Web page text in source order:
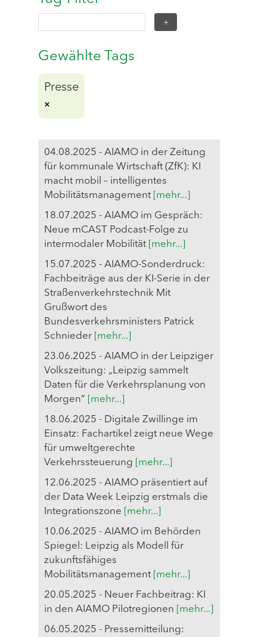
Gewählte Tags
Presse
04.08.2025 - AIAMO in der Zeitung
für kommunale Wirtschaft (ZfK): KI
macht mobil – intelligentes
Mobilitätsmanagement [mehr...]
18.07.2025 - AIAMO im Gespräch:
Neue mCAST Podcast-Folge zu
intermodaler Mobilität [mehr...]
15.07.2025 - AIAMO-Sonderdruck:
Fachbeiträge aus der KI-Serie in der
Straßenverkehrstechnik Mit
Grußwort des
Bundesverkehrsministers Patrick
Schnieder [mehr...]
23.06.2025 - AIAMO in der Leipziger
Volkszeitung: „Leipzig sammelt
Daten für die Verkehrsplanung von
Morgen“
[mehr...]
18.06.2025 - Digitale Zwillinge im
Einsatz: Fachartikel zeigt neue Wege
für umweltgerechte
Verkehrssteuerung
[mehr...]
12.06.2025 - AIAMO präsentiert auf
der Data Week Leipzig erstmals die
Integrationszone
[mehr...]
10.06.2025 - AIAMO im Behörden
Spiegel: Leipzig als Modell für
zukunftsfähiges
Mobilitätsmanagement [mehr...]
20.05.2025 - Neuer Fachbeitrag: KI
in den AIAMO Pilotregionen
[mehr...]
06.05.2025 - Pressemitteilung: